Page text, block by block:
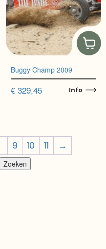
Buggy Champ 2009
€329,45 Info
9 10 11 →